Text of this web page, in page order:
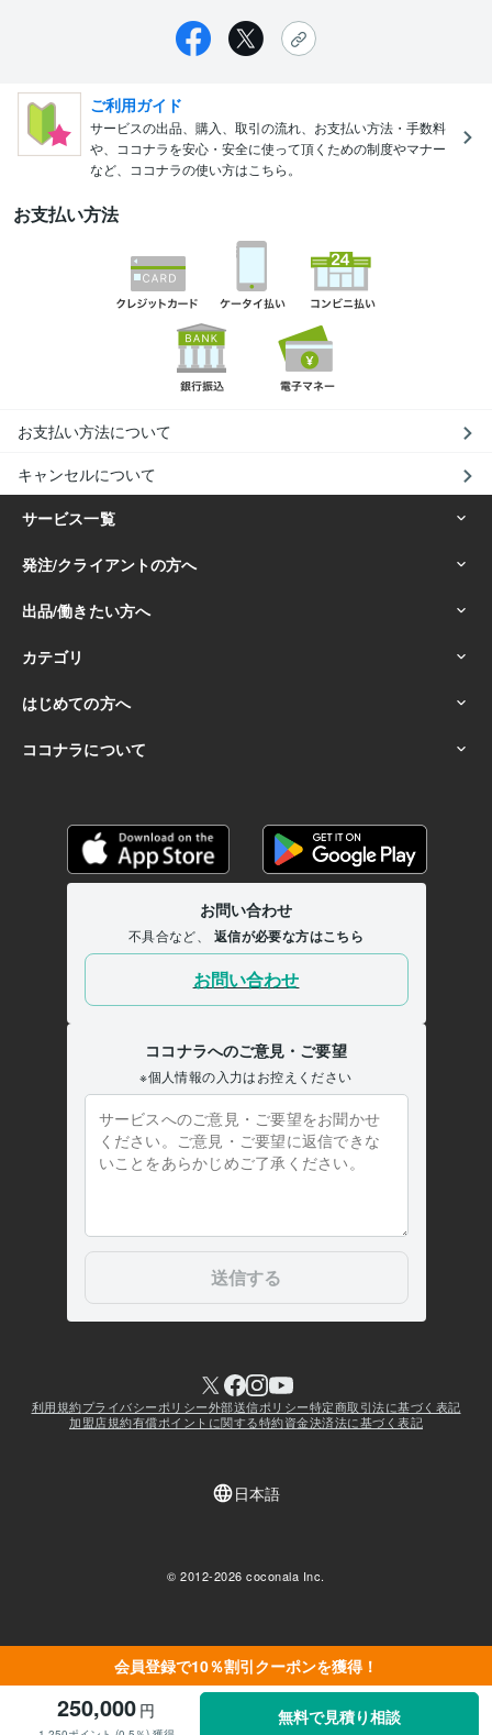
会員登録で10％割引クーポンを獲得！
250,000 円 無料で見積り相談
ご利用ガイド
サービスの出品、購入、取引の流れ、お支払い方法・手数料
や、ココナラを安心・安全に使って頂くための制度やマナー
など、ココナラの使い方はこちら。
お支払い方法
お支払い方法について
キャンセルについて